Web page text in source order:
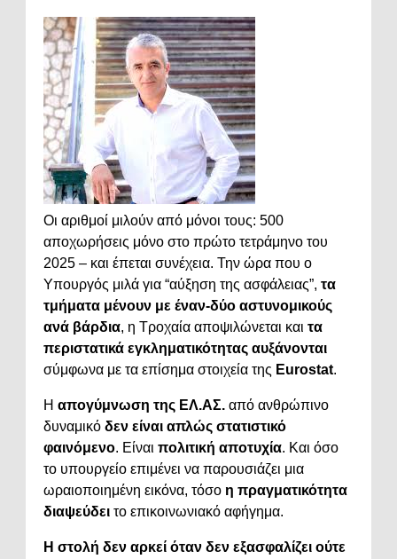
Οι αριθμοί μιλούν από μόνοι τους: 500
αποχωρήσεις μόνο στο πρώτο τετράμηνο του
2025 – και έπεται συνέχεια. Την ώρα που ο
Υπουργός μιλά για “αύξηση της ασφάλειας”, τα
τμήματα μένουν με έναν-δύο αστυνομικούς
ανά βάρδια, η Τροχαία αποψιλώνεται και τα
περιστατικά εγκληματικότητας αυξάνονται
σύμφωνα με τα επίσημα στοιχεία της Eurostat.
Η απογύμνωση της ΕΛ.ΑΣ. από ανθρώπινο
δυναμικό δεν είναι απλώς στατιστικό
φαινόμενο. Είναι πολιτική αποτυχία. Και όσο
το υπουργείο επιμένει να παρουσιάζει μια
ωραιοποιημένη εικόνα, τόσο η πραγματικότητα
διαψεύδει το επικοινωνιακό αφήγημα.
Η στολή δεν αρκεί όταν δεν εξασφαλίζει ούτε